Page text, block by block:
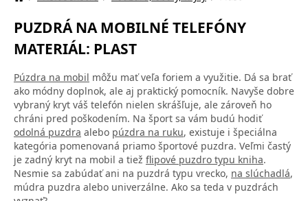
nachádzate:
PUZDRÁ NA MOBILNÉ TELEFÓNY
MATERIÁL: PLAST
Púzdra na mobil môžu mať veľa foriem a využitie. Dá sa brať
ako módny doplnok, ale aj praktický pomocník. Navyše dobre
vybraný kryt váš telefón nielen skrášľuje, ale zároveň ho
chráni pred poškodením. Na šport sa vám budú hodiť
odolná puzdra alebo púzdra na ruku, existuje i špeciálna
kategória pomenovaná priamo športové puzdra. Veľmi častý
je zadný kryt na mobil a tiež flipové puzdro typu kniha.
Nesmie sa zabúdať ani na puzdrá typu vrecko, na slúchadlá,
múdra puzdra alebo univerzálne. Ako sa teda v puzdrách